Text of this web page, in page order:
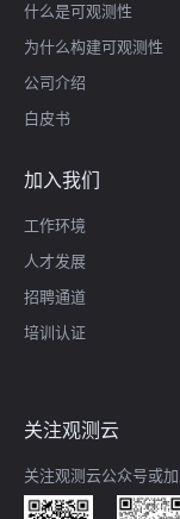
什么是可观测性
为什么构建可观测性
公司介绍
白皮书
加入我们
工作环境
人才发展
招聘通道
培训认证
关注观测云
关注观测云公众号或